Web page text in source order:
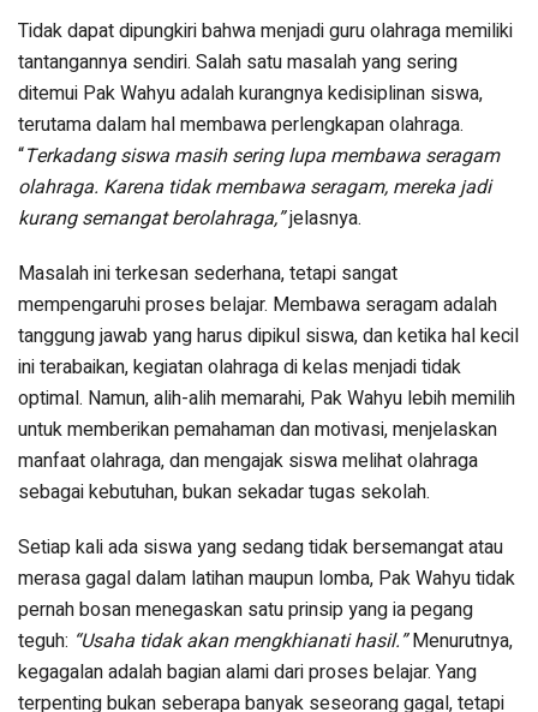
Tidak dapat dipungkiri bahwa menjadi guru olahraga memiliki
tantangannya sendiri. Salah satu masalah yang sering
ditemui Pak Wahyu adalah kurangnya kedisiplinan siswa,
terutama dalam hal membawa perlengkapan olahraga.
“Terkadang siswa masih sering lupa membawa seragam
olahraga. Karena tidak membawa seragam, mereka jadi
kurang semangat berolahraga,”jelasnya.
Masalah ini terkesan sederhana, tetapi sangat
mempengaruhi proses belajar. Membawa seragam adalah
tanggung jawab yang harus dipikul siswa, dan ketika hal kecil
ini terabaikan, kegiatan olahraga di kelas menjadi tidak
optimal. Namun, alih-alih memarahi, Pak Wahyu lebih memilih
untuk memberikan pemahaman dan motivasi, menjelaskan
manfaat olahraga, dan mengajak siswa melihat olahraga
sebagai kebutuhan, bukan sekadar tugas sekolah.
Setiap kali ada siswa yang sedang tidak bersemangat atau
merasa gagal dalam latihan maupun lomba, Pak Wahyu tidak
pernah bosan menegaskan satu prinsip yang ia pegang
teguh: “Usaha tidak akan mengkhianati hasil.”Menurutnya,
kegagalan adalah bagian alami dari proses belajar. Yang
terpenting bukan seberapa banyak seseorang gagal, tetapi